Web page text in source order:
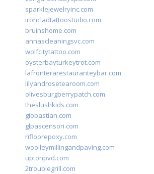
sparklejewelryinc.com
ironcladtattoostudio.com
bruinshome.com
annascleaningsvc.com
wolfcitytattoo.com
oysterbayturkeytrot.com
lafronterarestauranteybar.com
lilyandrosetearoom.com
olivesburgberrypatch.com
theslushkids.com
giobastian.com
glpascensori.com
rifloorepoxy.com
woolleymillingandpaving.com
uptonpvd.com
2troublegrill.com